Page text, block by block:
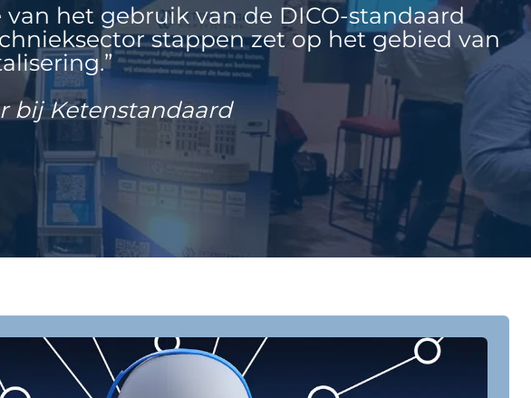
het gebruik van de DICO-standaard
stappen zet op het gebied van
bij Ketenstandaard